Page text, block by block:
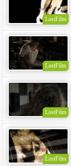
LostFilm
LostFilm
LostFilm
LostFilm